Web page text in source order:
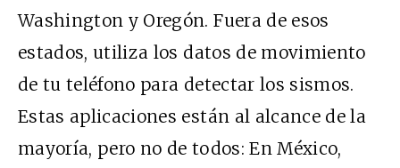
Washington y Oregón. Fuera de esos
estados, utiliza los datos de movimiento
de tu teléfono para detectar los sismos.
Estas aplicaciones están al alcance de la
mayoría, pero no de todos: En México,